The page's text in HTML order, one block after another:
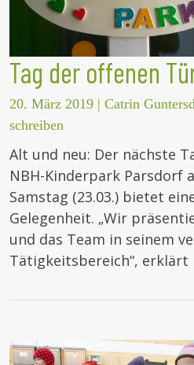
Tag der offenen
20. März 2019 | Catrin
schreiben
Alt und neu: Der nächste
NBH-Kinderpark Parsdorf
Samstag (23.03.) bietet
Gelegenheit. „Wir
und das Team in seinem
Tätigkeitsbereich“, erklärt